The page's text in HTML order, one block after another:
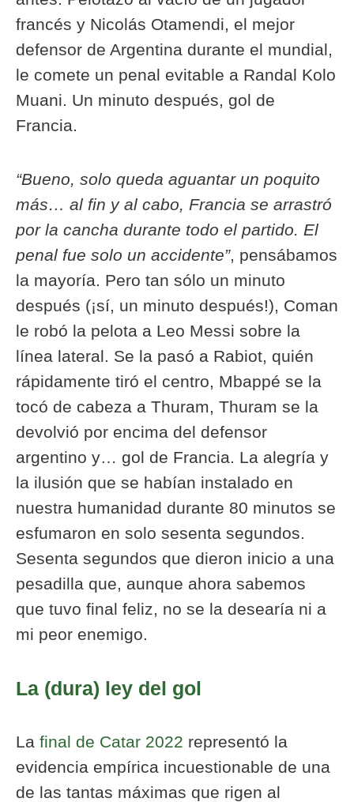
francés y Nicolás Otamendi, el mejor
defensor de Argentina durante el mundial,
le comete un penal evitable a Randal Kolo
Muani. Un minuto después, gol de
Francia.
“Bueno, solo queda aguantar un poquito
más… al fin y al cabo, Francia se arrastró
por la cancha durante todo el partido. El
penal fue solo un accidente”, pensábamos
la mayoría. Pero tan sólo un minuto
después (¡sí, un minuto después!), Coman
le robó la pelota a Leo Messi sobre la
línea lateral. Se la pasó a Rabiot, quién
rápidamente tiró el centro, Mbappé se la
tocó de cabeza a Thuram, Thuram se la
devolvió por encima del defensor
argentino y… gol de Francia. La alegría y
la ilusión que se habían instalado en
nuestra humanidad durante 80 minutos se
esfumaron en solo sesenta segundos.
Sesenta segundos que dieron inicio a una
pesadilla que, aunque ahora sabemos
que tuvo final feliz, no se la desearía ni a
mi peor enemigo.
La (dura) ley del gol
La final de Catar 2022 representó la
evidencia empírica incuestionable de una
de las tantas máximas que rigen al